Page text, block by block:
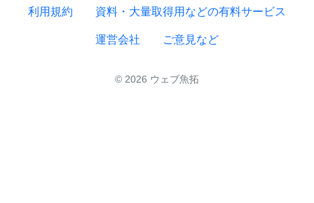
利用規約 資料・大量取得用などの有料サービス
運営会社 ご意見など
© 2026 ウェブ魚拓